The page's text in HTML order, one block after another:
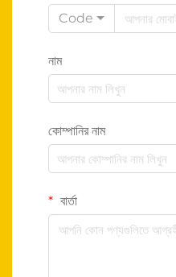
Code
নাম
কোম্পানির নাম
বার্তা